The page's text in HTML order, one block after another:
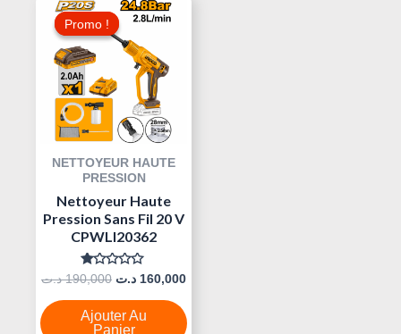
Promo !
Promo !
NETTOYEUR HAUTE
PRESSION
Nettoyeur Haute
Pression Sans Fil 20 V
CPWLI20362
Note
Sur
5
190,000 د.ت
Prix
Initial
Était :
160,000 د.ت
Ajouter Au
Panier